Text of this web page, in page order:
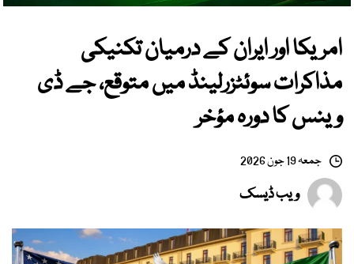
امریکا اور ایران کے درمیان تکنیکی
مذاکرات سوئٹزرلینڈ میں متوقع، جے ڈی
وینس کا دورہ مؤخر
جمعہ 19 جون 2026
ویب ڈیسک